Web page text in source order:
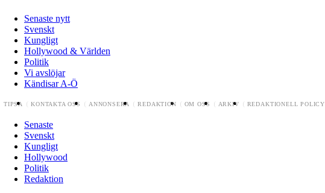
Senaste nytt
Svenskt
Kungligt
Hollywood & Världen
Politik
Vi avslöjar
Kändisar A-Ö
TIPSA KONTAKTA OSS ANNONSERA REDAKTION OM OSS ARKIV REDAKTIONELL POLICY
Senaste
Svenskt
Kungligt
Hollywood
Politik
Redaktion